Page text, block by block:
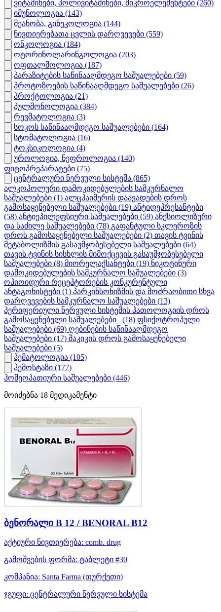
ვიტამინები, პოლივიტამინები, მიკროელემენტები (260)
იმუნოლოგია (143)
მეანობა, გინეკოლოგია (144)
ნივთიერებათა ცვლის დარღვევები (559)
ონკოლოგია (184)
ოტორინოლარინგოლოგია (203)
ოფთალმოლოგია (187)
პარაზიტების საწინააღმდეგო საშუალებები (59)
პროტოზოების საწინააღმდეგო საშუალებები (26)
პროქტოლოგია (21)
პულმონოლოგია (384)
რევმატოლოგია (3)
სოკოს საწინააღმდეგო საშუალებები (164)
სტომატოლოგია (16)
ტოკსიკოლოგია (4)
უროლოგია, ნეფროლოგია (140)
ფიტოპრეპარატები (75)
ცენტრალური ნერვული სისტემა (865)
ალკოჰოლური დამოკიდებულების სამკურნალო
საშუალებები (1) ალცჰაიმერის დაავადების დროს
გამოსაყენებელი საშუალებები (19) ანტიდეპრესანტები
(58) ანტიეპილეფსიური საშუალებები (59) ანქსიოლიზური
და საძილე საშუალებები (78) გაფანტული სკლეროზის
დროს გამოსაყენებელი საშუალებები (2) თავის ტვინის
მეტაბოლიზმის გასაუმჯობესებელი საშუალებები (64)
თავის ტვინის სისხლის მიმოქცევის გასაუმჯობესებელი
საშუალებები (8) მიორელაქსანტები (19) ნიკოტინური
დამოკიდებულების სამკურნალო საშუალებები (3)
ოპიოიდური რეცეპტორების კონკურენტული
ანტაგონისტები (1) პარკინსონიზმის და მოძრაობითი სხვა
დარღვევების სამკურნალო საშუალებები (13)
პერიფერიული ნერვული სისტემის პათოლოგიის დროს
გამოსაყენებელი საშუალებები_ (18) ფსიქოტროპული
საშუალებები (69) ღებინების საწინააღმდეგო
საშუალებები (17) შაკიკის დროს გამოსაყენებელი
საშუალებები (5)
ჰემატოლოგია (105)
ჰემოსტაზი (177)
ჰომეოპათიური საშუალებები (446)
მოიძებნა 18 მედიკამენტი
ბენორალი B 12 / BENORAL B12
აქტიური ნივთიერება: comb. drug
გამოშვების ფორმა: ტაბლეტი #30
კომპანია: Santa Farma (თურქეთი)
ჯგუფი: ცენტრალური ნერვული სისტემა